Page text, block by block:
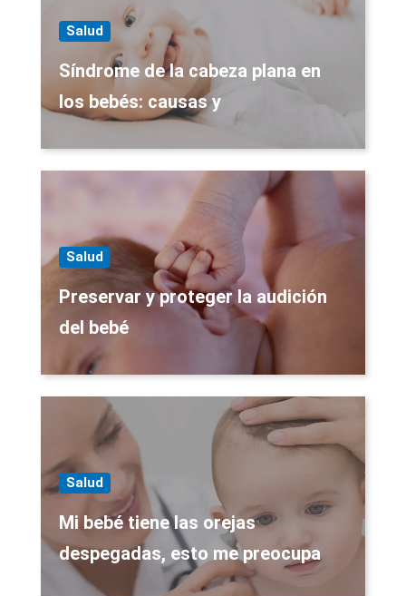
Salud
Síndrome de la cabeza plana en
los bebés: causas y
Salud
Preservar y proteger la audición
del bebé
Salud
Mi bebé tiene las orejas
despegadas, esto me preocupa